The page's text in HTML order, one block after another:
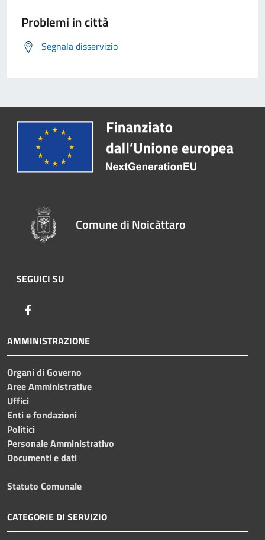
Problemi in città
Segnala disservizio
Comune di Noicàttaro
SEGUICI SU
AMMINISTRAZIONE
Organi di Governo
Aree Amministrative
Uffici
Enti e fondazioni
Politici
Personale Amministrativo
Documenti e dati
Statuto Comunale
CATEGORIE DI SERVIZIO